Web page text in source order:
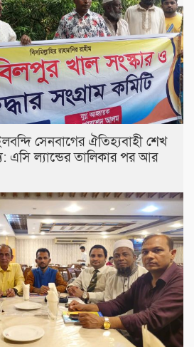
সেনবাগের ঐতিহ্যবাহী শেখ
এসি ল্যান্ডের তালিকার পর আর